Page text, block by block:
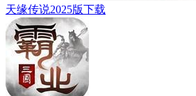
天缘传说2025版下载